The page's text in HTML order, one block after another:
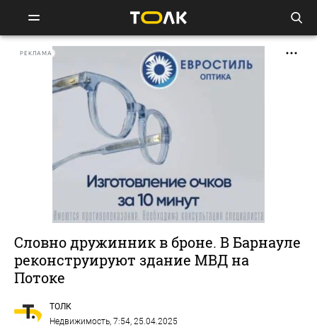
РЕКЛАМА
Словно дружинник в броне. В Барнауле
реконструируют здание МВД на
Потоке
ТОЛК
Недвижимость, 7:54, 25.04.2025